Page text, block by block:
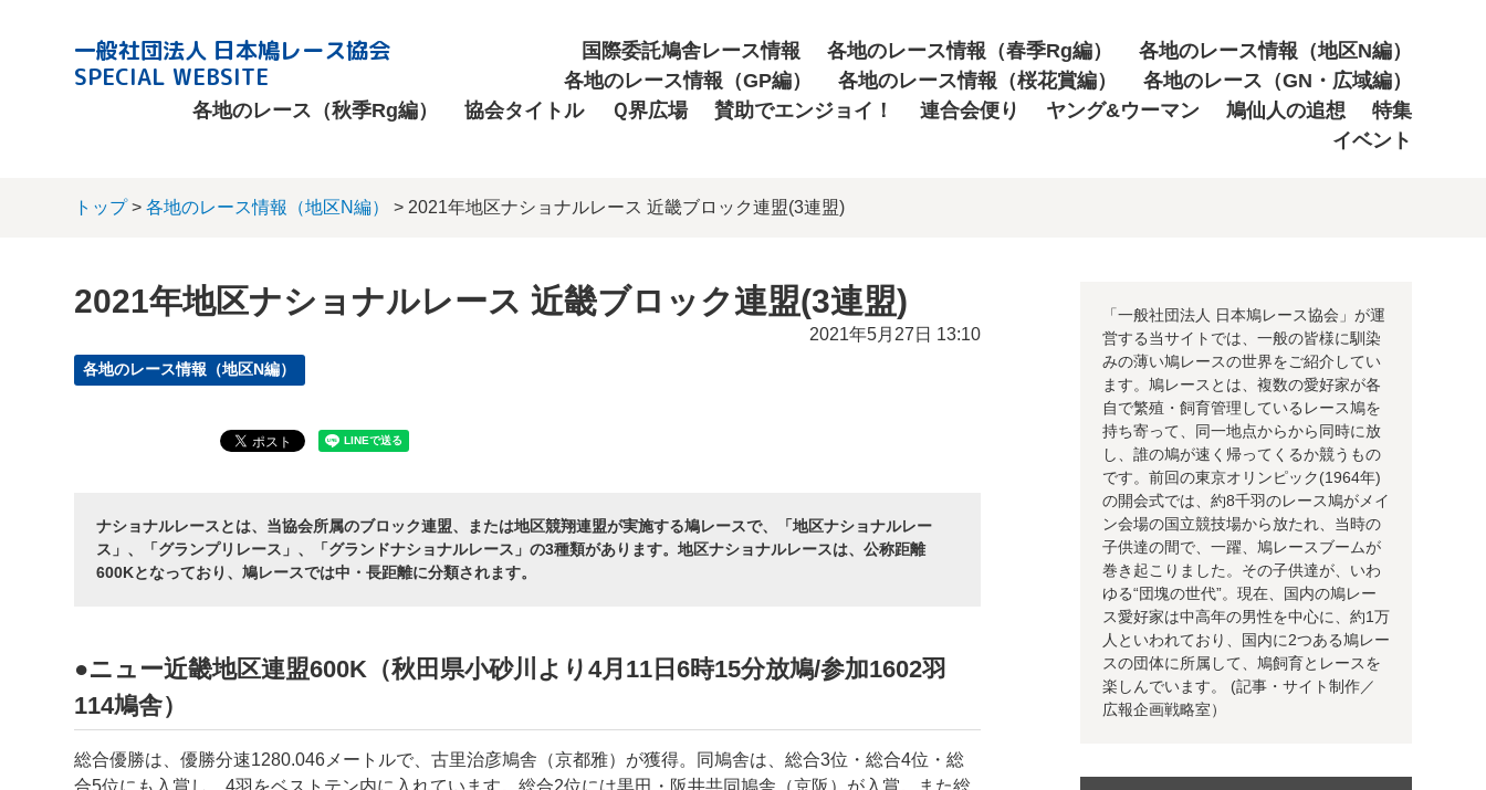
一般社団法人 日本鳩レース協会
SPECIAL WEBSITE
国際委託鳩舎レース情報 各地のレース情報（春季Rg編）
各地のレース情報（地区N編）
各地のレース情報（GP編）
各地のレース情報（桜花賞編）
各地のレース（GN・広域編）
各地のレース（秋季Rg編）
協会タイトル Ｑ界広場 賛助でエンジョイ！ 連合会便り ヤング&ウーマン 鳩仙人の追想
特集
イベント
トップ>各地のレース情報（地区N編） > 2021年地区ナショナルレース 近畿ブロック連盟(3連盟)
2021年地区ナショナルレース 近畿ブロック連盟(3連盟)
2021年5月27日 13:10
各地のレース情報（地区N編）
ナショナルレースとは、当協会所属のブロック連盟、または地区競翔連盟が実施する鳩レースで、「地区ナショナルレー
ス」、「グランプリレース」、「グランドナショナルレース」の3種類があります。地区ナショナルレースは、公称距離
600Kとなっており、鳩レースでは中・長距離に分類されます。
●ニュー近畿地区連盟600K（秋田県小砂川より4月11日6時15分放鳩/参加1602羽
114鳩舎）
総合優勝は、優勝分速1280.046メートルで、古里治彦鳩舎（京都雅）が獲得。同鳩舎は、総合3位・総合4位・総
「一般社団法人 日本鳩レース協会」が運
営する当サイトでは、一般の皆様に馴染
みの薄い鳩レースの世界をご紹介してい
ます。鳩レースとは、複数の愛好家が各
自で繁殖・飼育管理しているレース鳩を
持ち寄って、同一地点からから同時に放
し、誰の鳩が速く帰ってくるか競うもの
です。前回の東京オリンピック(1964年)
の開会式では、約8千羽のレース鳩がメイ
ン会場の国立競技場から放たれ、当時の
子供達の間で、一躍、鳩レースブームが
巻き起こりました。その子供達が、いわ
ゆる“団塊の世代”。現在、国内の鳩レー
ス愛好家は中高年の男性を中心に、約1万
人といわれており、国内に2つある鳩レー
スの団体に所属して、鳩飼育とレースを
楽しんでいます。 (記事・サイト制作／
広報企画戦略室）